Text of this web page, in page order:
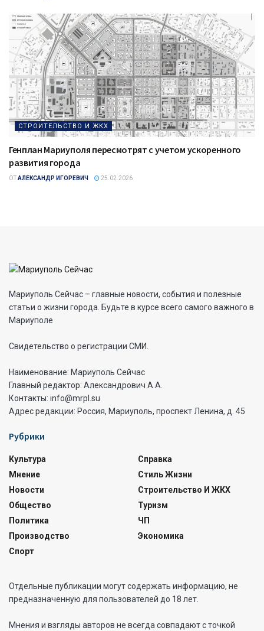
СТРОИТЕЛЬСТВО И ЖКХ
Генплан Мариуполя пересмотрят с учетом ускоренного
развития города
ОТ АЛЕКСАНДР ИГОРЕВИЧ 25.02.2026
Мариуполь Сейчас – главные новости, события и полезные
статьи о жизни города. Будьте в курсе всего самого важного в
Мариуполе
Свидетельство о регистрации СМИ.
Наименование: Мариуполь Сейчас
Главный редактор: Александрович А.А.
Контакты: info@mrpl.su
Адрес редакции: Россия, Мариуполь, проспект Ленина, д. 45
Рубрики
Культура
Мнение
Новости
Общество
Политика
Производство
Спорт
Справка
Стиль Жизни
Строительство И ЖКХ
Туризм
ЧП
Экономика
Отдельные публикации могут содержать информацию, не
предназначенную для пользователей до 18 лет.
Мнения и взгляды авторов не всегда совпадают с точкой